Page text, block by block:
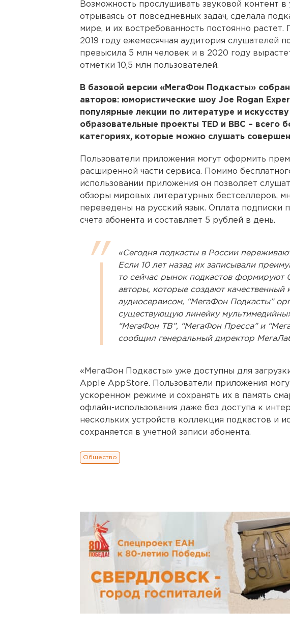
Возможность прослушивать звуковой контент в
отрываясь от повседневных задач, сделала
мире, и их востребованность постоянно растет.
2019 году ежемесячная аудитория слушателей
превысила 5 млн человек и в 2020 году
отметки 10,5 млн пользователей.
В базовой версии «МегаФон Подкасты»
авторов: юмористические шоу Joe Rogan
популярные лекции по литературе и
образовательные проекты TED и BBC – всего
категориях, которые можно слушать
Пользователи приложения могут оформить
расширенной части сервиса. Помимо
использовании приложения он позволяет
обзоры мировых литературных бестселлеров,
переведены на русский язык. Оплата подписки
счета абонента и составляет 5 рублей в день.
«Сегодня подкасты в России
Если 10 лет назад их записывали
то сейчас рынок подкастов
авторы, которые создают качественный
аудиосервисом, “МегаФон Подкасты”
существующую линейку
“МегаФон ТВ”, “МегаФон Пресса” и
сообщил генеральный директор
«МегаФон Подкасты» уже доступны для
Apple AppStorе. Пользователи приложения
ускоренном режиме и сохранять их в память
офлайн-использования даже без доступа к
нескольких устройств коллекция подкастов и
сохраняется в учетной записи абонента.
Общество